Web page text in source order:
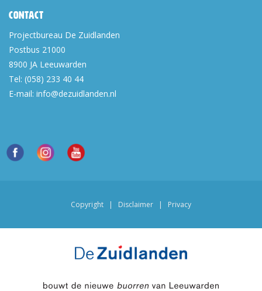
Contact
Projectbureau De Zuidlanden
Postbus 21000
8900 JA Leeuwarden
Tel: (058) 233 40 44
E-mail: info@dezuidlanden.nl
Copyright | Disclaimer | Privacy